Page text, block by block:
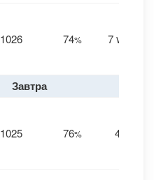
1026 74% 7 WNW
Завтра
1025 76% 4